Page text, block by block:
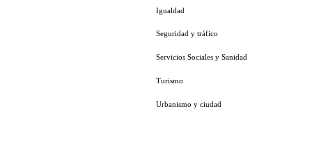
Igualdad
Seguridad y tráfico
Servicios Sociales y Sanidad
Turismo
Urbanismo y ciudad